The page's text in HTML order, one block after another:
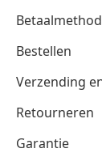
Bestellen
Verzending
Retourneren
Garantie